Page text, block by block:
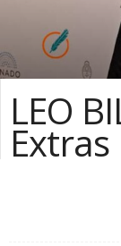
LEO
Extras